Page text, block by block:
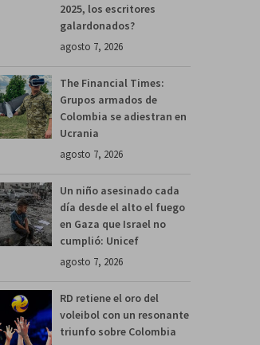
2025, los escritores
galardonados?
agosto 7, 2026
The Financial Times:
Grupos armados de
Colombia se adiestran en
Ucrania
agosto 7, 2026
Un niño asesinado cada
día desde el alto el fuego
en Gaza que Israel no
cumplió: Unicef
agosto 7, 2026
RD retiene el oro del
voleibol con un resonante
triunfo sobre Colombia